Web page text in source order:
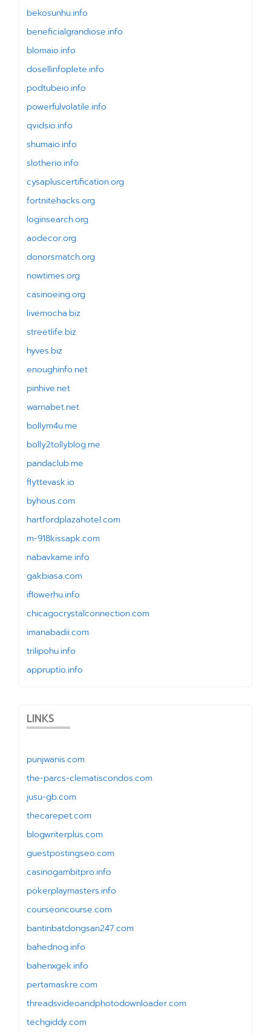
bekosunhu.info
beneficialgrandiose.info
blomaio.info
dosellinfoplete.info
podtubeio.info
powerfulvolatile.info
qvidsio.info
shumaio.info
slotherio.info
cysapluscertification.org
fortnitehacks.org
loginsearch.org
aodecor.org
donorsmatch.org
nowtimes.org
casinoeing.org
livemocha.biz
streetlife.biz
hyves.biz
enoughinfo.net
pinhive.net
warnabet.net
bollym4u.me
bolly2tollyblog.me
pandaclub.me
flyttevask.io
byhous.com
hartfordplazahotel.com
m-918kissapk.com
nabavkame.info
gakbiasa.com
iflowerhu.info
chicagocrystalconnection.com
imanabadii.com
trilipohu.info
appruptio.info
LINKS
punjwanis.com
the-parcs-clematiscondos.com
jusu-gb.com
thecarepet.com
blogwriterplus.com
guestpostingseo.com
casinogambitpro.info
pokerplaymasters.info
courseoncourse.com
bantinbatdongsan247.com
bahednog.info
bahenxgek.info
pertamaskre.com
threadsvideoandphotodownloader.com
techgiddy.com